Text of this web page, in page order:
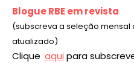
Blogue RBE em revista
(subscreva a seleção
atualizado)
Clique aqui para